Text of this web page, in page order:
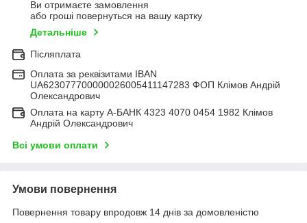
Ви отримаєте замовлення
або гроші повернуться на вашу картку
Детальніше
Післяплата
Оплата за реквізитами IBAN
UA623077700000026005411147283 ФОП Клімов Андрій
Олександрович
Оплата на карту А-БАНК 4323 4070 0454 1982 Клімов
Андрій Олександрович
Всі умови оплати
Умови повернення
Повернення товару впродовж 14 днів за домовленістю